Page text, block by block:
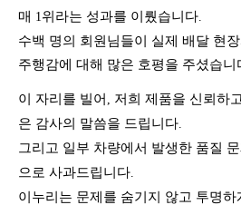
매 1 위라는 성과를 이뤘습니다
수백 명의 회원님들이 실제 배달 현
주행감에 대해 많은 호평을 주셨습니
이 자리를 빌어
저희 제품을 신뢰하
은 감사의 말씀을 드립니다
그리고 일부 차량에서 발생한 품질
으로 사과드립니다
이누리는 문제를 숨기지 않고 투명하